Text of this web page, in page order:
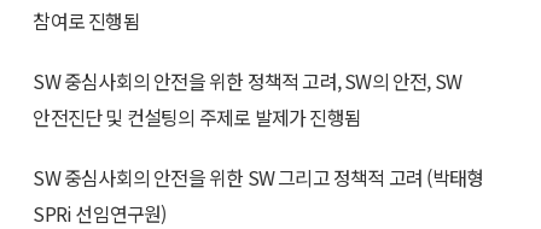
참여로 진행됨
SW 중심사회의 안전을 위한 정책적 고려, SW의 안전, SW
안전진단 및 컨설팅의 주제로 발제가 진행됨
SW 중심사회의 안전을 위한 SW 그리고 정책적 고려 (박태형
SPRi 선임연구원)